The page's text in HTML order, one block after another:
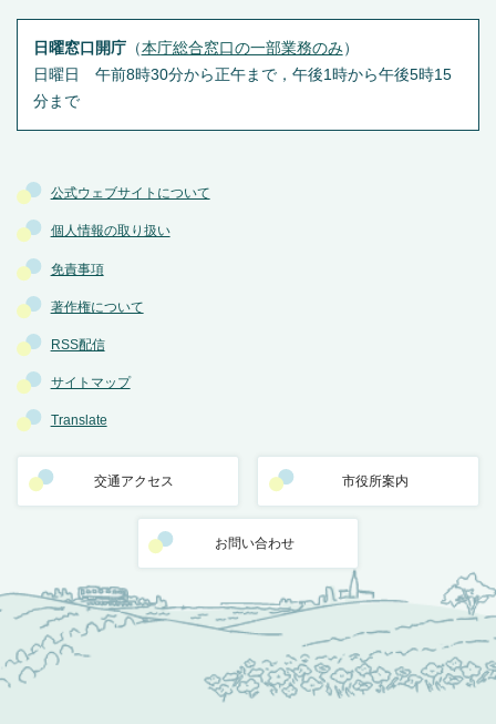
公式ウェブサイトについて
個人情報の取り扱い
免責事項
著作権について
RSS配信
サイトマップ
Translate
交通アクセス 市役所案内
お問い合わせ
日曜窓口開庁（本庁総合窓口の一部業務のみ ）
日曜日 午前8時30分から正午まで，午後1時から午後5時15
分まで